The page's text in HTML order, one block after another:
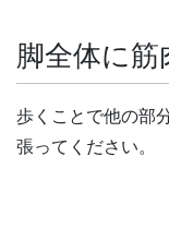
脚全体に筋
歩くことで他の部
張ってください。